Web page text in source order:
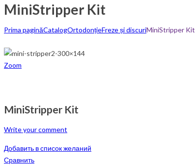
MiniStripper Kit
Prima paginăCatalogOrtodonțieFreze și discuriMiniStripper Kit
Zoom
MiniStripper Kit
Write your comment
Добавить в список желаний
Сравнить